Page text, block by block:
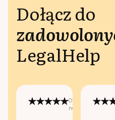
Dołącz do
LegalHelp
Opublikowano
na: